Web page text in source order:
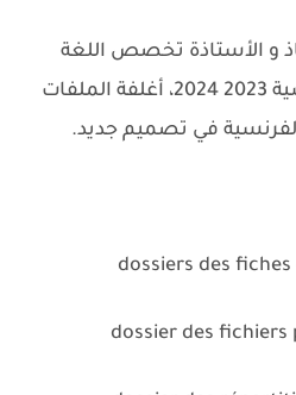
و الأستاذة تخصص اللغة
الفرنسية للسنة الدراسية 2023 2024، أغلفة الملفات
في تصميم جديد.
dossiers des
dossier des fichiers